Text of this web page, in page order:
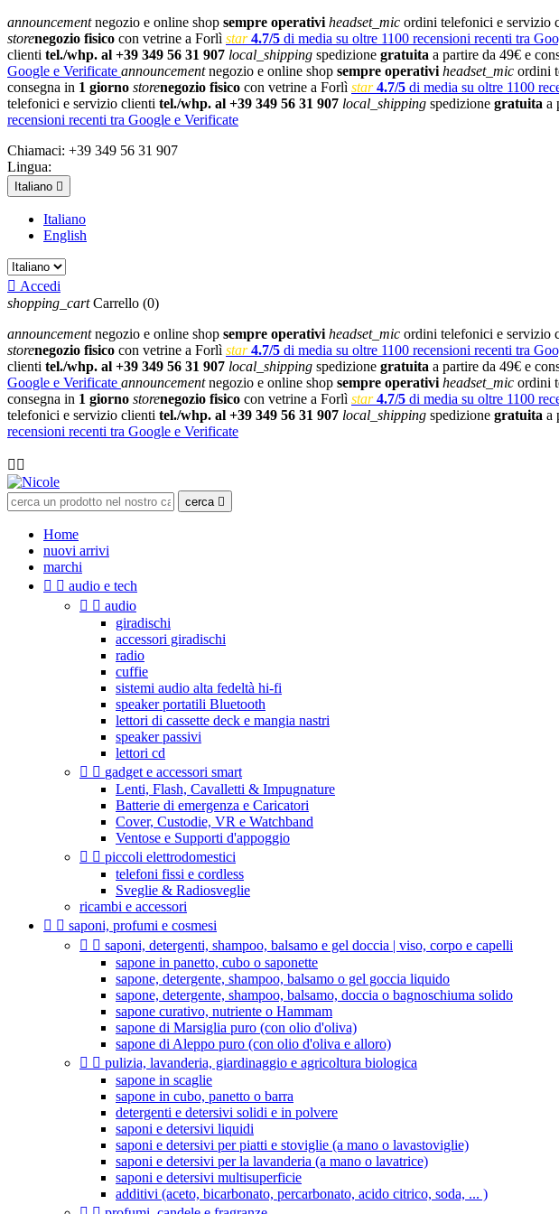
announcementnegozio e online shop sempre operativi headset_mic ordini telefonici e servizio
storenegozio fisico con vetrine a Forlì star 4.7/5 di media su oltre 1100 recensioni recenti tra
clienti tel./whp. al +39 349 56 31 907 local_shipping spedizione gratuita a partire da 49€ e
Google e Verificate announcementnegozio e online shop sempre operativi headset_mic ordini
consegna in 1 giorno storenegozio fisico con vetrine a Forlì star 4.7/5 di media su oltre 1100
telefonici e servizio clienti tel./whp. al +39 349 56 31 907 local_shipping spedizione gratuita a
recensioni recenti tra Google e Verificate
Chiamaci: +39 349 56 31 907
Lingua:
Italiano 
Italiano
English
 Accedi
shopping_cart Carrello (0)
announcementnegozio e online shop sempre operativi headset_mic ordini telefonici e servizio
storenegozio fisico con vetrine a Forlì star 4.7/5 di media su oltre 1100 recensioni recenti tra
clienti tel./whp. al +39 349 56 31 907 local_shipping spedizione gratuita a partire da 49€ e
Google e Verificate announcementnegozio e online shop sempre operativi headset_mic ordini
consegna in 1 giorno storenegozio fisico con vetrine a Forlì star 4.7/5 di media su oltre 1100
telefonici e servizio clienti tel./whp. al +39 349 56 31 907 local_shipping spedizione gratuita a
recensioni recenti tra Google e Verificate

cerca 
Home
nuovi arrivi
marchi
  audio e tech
  audio
giradischi
accessori giradischi
radio
cuffie
sistemi audio alta fedeltà hi-fi
speaker portatili Bluetooth
lettori di cassette deck e mangia nastri
speaker passivi
lettori cd
  gadget e accessori smart
Lenti, Flash, Cavalletti & Impugnature
Batterie di emergenza e Caricatori
Cover, Custodie, VR e Watchband
Ventose e Supporti d'appoggio
  piccoli elettrodomestici
telefoni fissi e cordless
Sveglie & Radiosveglie
ricambi e accessori
  saponi, profumi e cosmesi
  saponi, detergenti, shampoo, balsamo e gel doccia | viso, corpo e capelli
sapone in panetto, cubo o saponette
sapone, detergente, shampoo, balsamo o gel goccia liquido
sapone, detergente, shampoo, balsamo, doccia o bagnoschiuma solido
sapone curativo, nutriente o Hammam
sapone di Marsiglia puro (con olio d'oliva)
sapone di Aleppo puro (con olio d'oliva e alloro)
  pulizia, lavanderia, giardinaggio e agricoltura biologica
sapone in scaglie
sapone in cubo, panetto o barra
detergenti e detersivi solidi e in polvere
saponi e detersivi liquidi
saponi e detersivi per piatti e stoviglie (a mano o lavastoviglie)
saponi e detersivi per la lavanderia (a mano o lavatrice)
saponi e detersivi multisuperficie
additivi (aceto, bicarbonato, percarbonato, acido citrico, soda, ... )